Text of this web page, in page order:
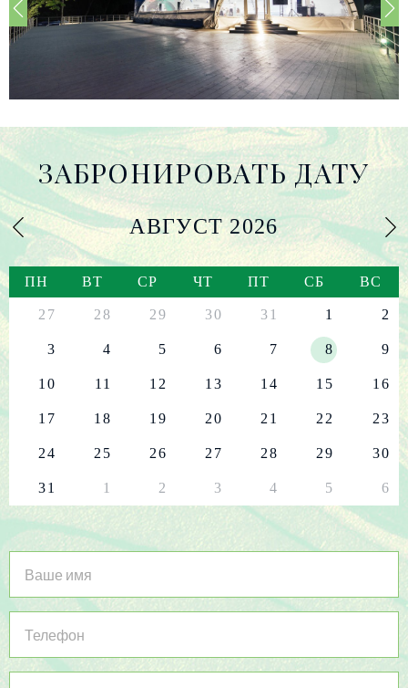
ЗАБРОНИРОВАТЬ ДАТУ
АВГУСТ 2026
ПН ВТ СР ЧТ ПТ СБ ВС
27 28 29 30 31 1 2
3 4 5 6 7 8 9
10 11 12 13 14 15 16
17 18 19 20 21 22 23
24 25 26 27 28 29 30
31 1 2 3 4 5 6